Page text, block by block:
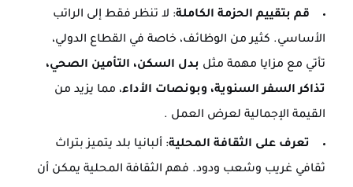
قم بتقييم الحزمة الكاملة: لا تنظر فقط إلى الراتب
الأساسي. كثير من الوظائف، خاصة في القطاع الدولي،
تأتي مع مزايا مهمة مثل بدل السكن، التأمين الصحي،
تذاكر السفر السنوية، وبونصات الأداء، مما يزيد من
القيمة الإجمالية لعرض العمل .
تعرف على الثقافة المحلية: ألبانيا بلد يتميز بتراث
ثقافي غريب وشعب ودود. فهم الثقافة المحلية يمكن أن